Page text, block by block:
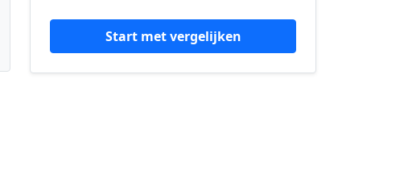
Start met vergelijken